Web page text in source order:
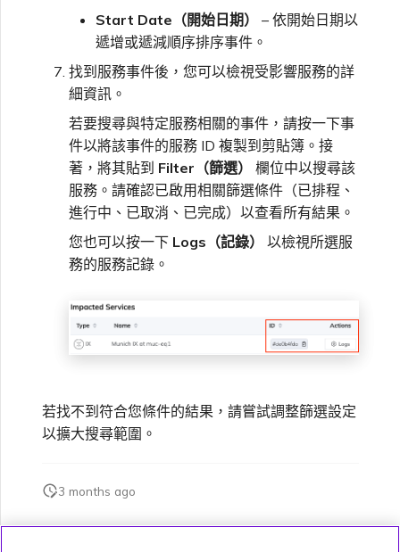
Start Date（開始日期）
– 依開始日期以
遞增或遞減順序排序事件。
找到服務事件後，您可以檢視受影響服務的詳
細資訊。
若要搜尋與特定服務相關的事件，請按一下事
件以將該事件的服務 ID 複製到剪貼簿。接
著，將其貼到 Filter（篩選）
欄位中以搜尋該
服務。請確認已啟用相關篩選條件（已排程、
進行中、已取消、已完成）以查看所有結果。
您也可以按一下 Logs（記錄）
以檢視所選服
務的服務記錄。
若找不到符合您條件的結果，請嘗試調整篩選設定
以擴大搜尋範圍。
3 months ago